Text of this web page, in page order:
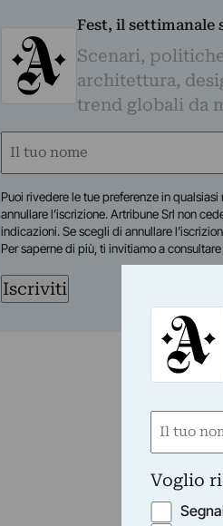
Fest, il
Scenari,
architettura,
trend globali da
Nome
Puoi rivedere le tue preferenze in
annullare l’iscrizione. Artribune Srl non
indicazioni. Se scegli di annullare
Per saperne di più, ti invitiamo a
Iscriviti
Nome
Voglio